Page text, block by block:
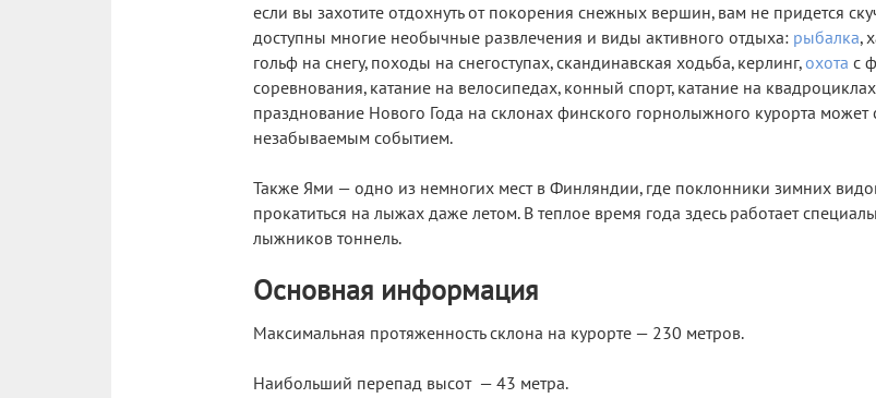
если вы захотите отдохнуть от покорения снежных вершин, вам не придется
доступны многие необычные развлечения и виды активного отдыха: рыбалка,
гольф на снегу, походы на снегоступах, скандинавская ходьба, керлинг,охота с
соревнования, катание на велосипедах, конный спорт, катание на
празднование Нового Года на склонах финского горнолыжного курорта может
незабываемым событием.
Также Ями — одно из немногих мест в Финляндии, где поклонники зимних
прокатиться на лыжах даже летом. В теплое время года здесь работает
лыжников тоннель.
Основная информация
Максимальная протяженность склона на курорте — 230 метров.
Наибольший перепад высот — 43 метра.